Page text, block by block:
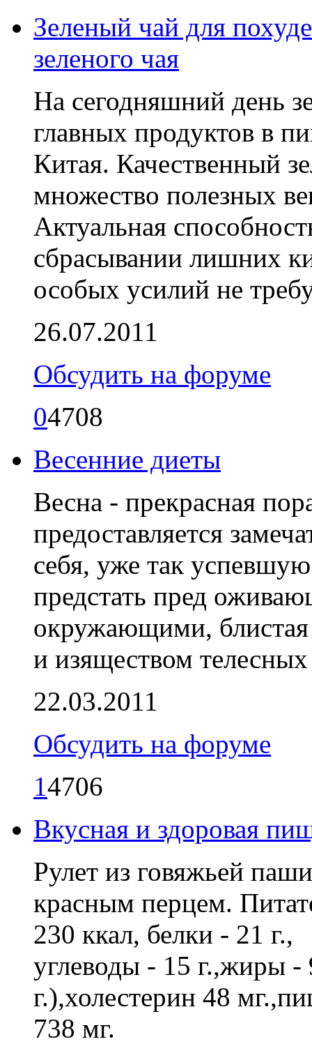
Зеленый чай для
зеленого чая
На сегодняшний день
главных продуктов в
Китая. Качественный
множество полезных
Актуальная
сбрасывании лишних
особых усилий не
26.07.2011
Обсудить на форуме
04708
Весенние диеты
Весна - прекрасная
предоставляется
себя, уже так
предстать пред
окружающими,
и изяществом
22.03.2011
Обсудить на форуме
14706
Вкусная и здоровая
Рулет из говяжьей
красным перцем.
230 ккал, белки - 21 г.,
углеводы - 15 г.,жиры
г.),холестерин 48
738 мг.